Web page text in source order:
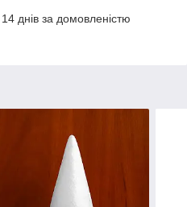
днів за домовленістю